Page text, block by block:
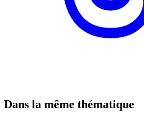
Dans la même thématique